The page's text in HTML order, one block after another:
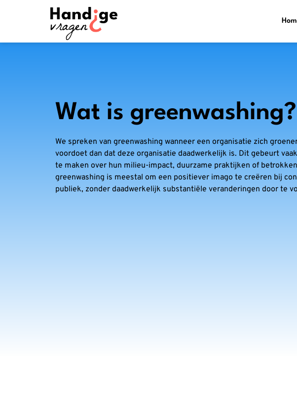
Wat is greenwashing?
We spreken van greenwashing wanneer een organisatie zich
voordoet dan dat deze organisatie daadwerkelijk is. Dit gebeurt
te maken over hun milieu-impact, duurzame praktijken of
greenwashing is meestal om een positiever imago te creëren bij
publiek, zonder daadwerkelijk substantiële veranderingen door te